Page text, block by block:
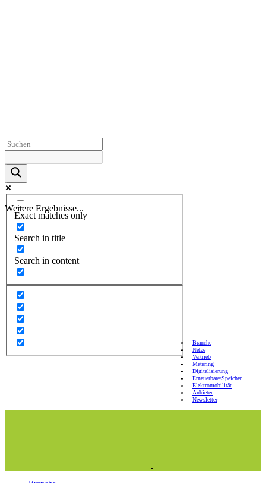
Weitere Ergebnisse...
Exact matches only
Search in title
Search in content
Branche
Netze
Vertrieb
Metering
Digitalisierung
Erneuerbare/Speicher
Elektromobilität
Anbieter
Newsletter